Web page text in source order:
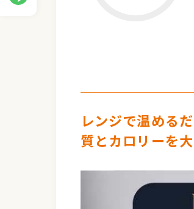
レンジで温める
質とカロリーを